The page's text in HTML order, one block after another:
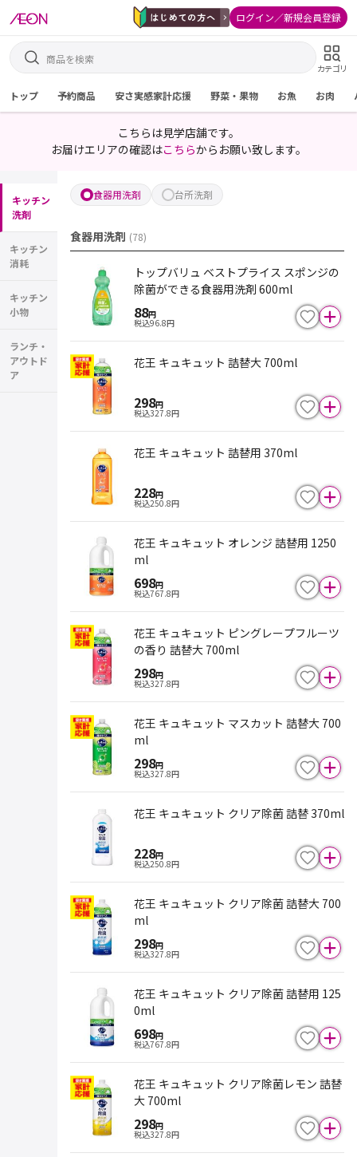
ログイン／新規会員登録
カテゴリ
トップ 予約商品 安さ実感家計応援 野菜・果物 お魚 お肉
こちらは見学店舗です。
お届けエリアの確認はこちらからお願い致します。
キッチン
洗剤
キッチン
消耗
キッチン
小物
ランチ・
アウトド
ア
食器用洗剤 台所洗剤
食器用洗剤 (78)
トップバリュ ベストプライス スポンジの
除菌ができる食器用洗剤 600ml
88円
税込96.8円
花王 キュキュット 詰替大 700ml
298円
税込327.8円
花王 キュキュット 詰替用 370ml
228円
税込250.8円
花王 キュキュット オレンジ 詰替用 1250
ml
698円
税込767.8円
花王 キュキュット ピングレープフルーツ
の香り 詰替大 700ml
298円
税込327.8円
花王 キュキュット マスカット 詰替大 700
ml
298円
税込327.8円
花王 キュキュット クリア除菌 詰替 370ml
228円
税込250.8円
花王 キュキュット クリア除菌 詰替大 700
ml
298円
税込327.8円
花王 キュキュット クリア除菌 詰替用 125
0ml
698円
税込767.8円
花王 キュキュット クリア除菌レモン 詰替
大 700ml
298円
税込327.8円